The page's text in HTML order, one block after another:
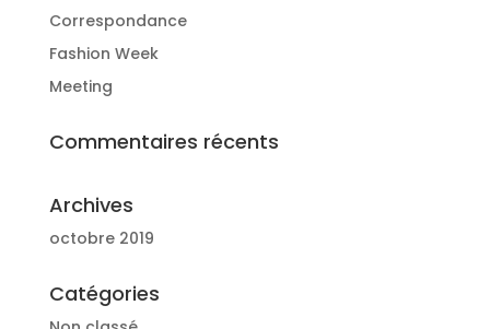
Correspondance
Fashion Week
Meeting
Commentaires récents
Archives
octobre 2019
Catégories